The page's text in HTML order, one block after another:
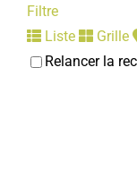
Filtre
Liste
Grille
Relancer la